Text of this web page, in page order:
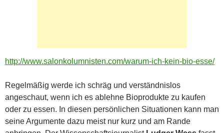
http://www.salonkolumnisten.com/warum-ich-kein-bio-esse/
Regelmäßig werde ich schräg und verständnislos
angeschaut, wenn ich es ablehne Bioprodukte zu kaufen
oder zu essen. In diesen persönlichen Situationen kann man
seine Argumente dazu meist nur kurz und am Rande